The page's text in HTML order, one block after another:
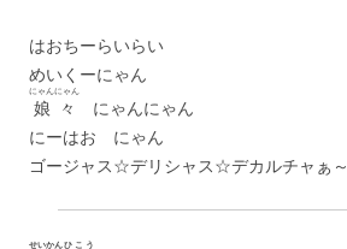
はおちーらいらい
めいくーにゃん
娘々
にゃんにゃん
にゃんにゃん
にーはお にゃん
ゴージャス☆デリシャス☆デカルチャぁ～
せいかんひこう